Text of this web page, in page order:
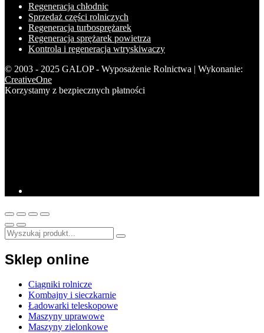
Regeneracja chłodnic
Sprzedaż części rolniczych
Regeneracja turbosprężarek
Regeneracja sprężarek powietrza
Kontrola i regeneracja wtryskiwaczy
© 2003 - 2025 GALOP - Wyposażenie Rolnictwa | Wykonanie:
CreativeOne
Korzystamy z bezpiecznych płatności
Sklep online
Ciągniki rolnicze
Kombajny i sieczkarnie
Ładowarki teleskopowe
Maszyny uprawowe
Maszyny zielonkowe